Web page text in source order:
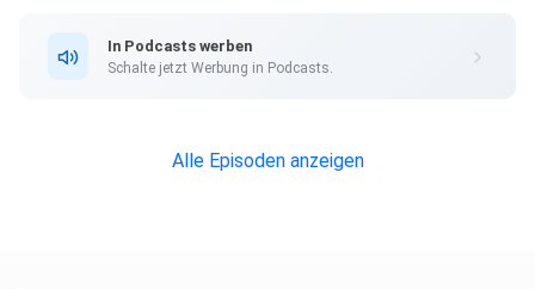
In Podcasts werben
Schalte jetzt Werbung in Podcasts.
Alle Episoden anzeigen